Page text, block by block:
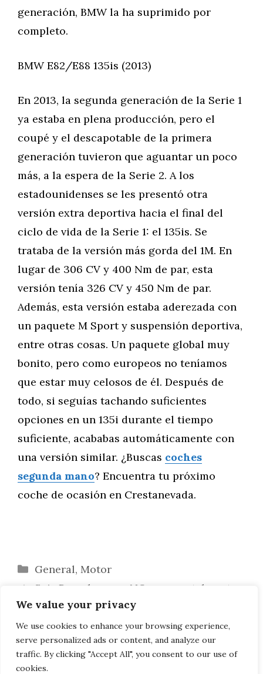
We value your privacy
We use cookies to enhance your browsing experience,
serve personalized ads or content, and analyze our
traffic. By clicking "Accept All", you consent to our use of
cookies.
generación, BMW la ha suprimido por
completo.
BMW E82/E88 135is (2013)
En 2013, la segunda generación de la Serie 1
ya estaba en plena producción, pero el
coupé y el descapotable de la primera
generación tuvieron que aguantar un poco
más, a la espera de la Serie 2. A los
estadounidenses se les presentó otra
versión extra deportiva hacia el final del
ciclo de vida de la Serie 1: el 135is. Se
trataba de la versión más gorda del 1M. En
lugar de 306 CV y 400 Nm de par, esta
versión tenía 326 CV y 450 Nm de par.
Además, esta versión estaba aderezada con
un paquete M Sport y suspensión deportiva,
entre otras cosas. Un paquete global muy
bonito, pero como europeos no teníamos
que estar muy celosos de él. Después de
todo, si seguías tachando suficientes
opciones en un 135i durante el tiempo
suficiente, acababas automáticamente con
una versión similar. ¿Buscas coches
segunda mano? Encuentra tu próximo
coche de ocasión en Crestanevada.
Categorías
General, Motor
Seis Porsches que NO son mortalmente
caros
Elija: roadsters con un motor de seis
cilindros